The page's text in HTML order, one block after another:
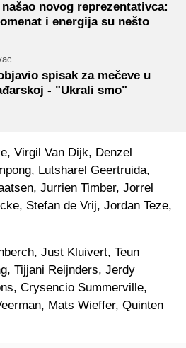
novog reprezentativca:
i energija su nešto
spisak za mečeve u
- "Ukrali smo"
Virgil Van Dijk, Denzel
Lutsharel Geertruida,
Jurrien Timber, Jorrel
Stefan de Vrij, Jordan Teze,
Just Kluivert, Teun
Tijjani Reijnders, Jerdy
Crysencio Summerville,
Mats Wieffer, Quinten